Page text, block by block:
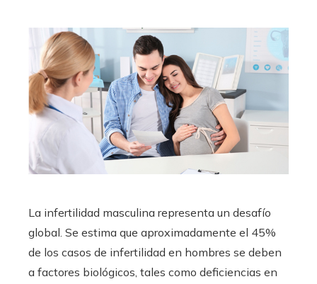
La infertilidad masculina representa un desafío
global. Se estima que aproximadamente el 45%
de los casos de infertilidad en hombres se deben
a factores biológicos, tales como deficiencias en